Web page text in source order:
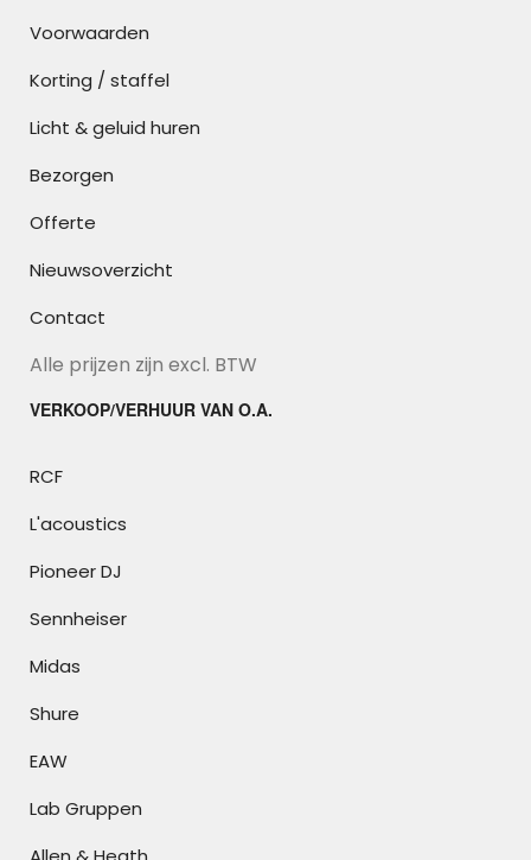
Voorwaarden
Korting / staffel
Licht & geluid huren
Bezorgen
Offerte
Nieuwsoverzicht
Contact
Alle prijzen zijn excl. BTW
VERKOOP/VERHUUR VAN O.A.
RCF
L'acoustics
Pioneer DJ
Sennheiser
Midas
Shure
EAW
Lab Gruppen